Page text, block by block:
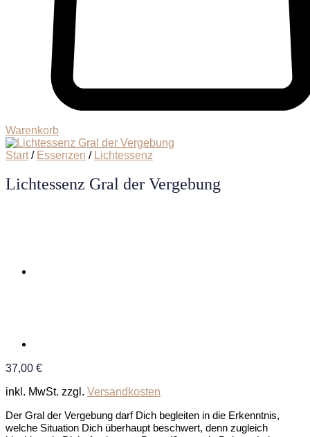
Warenkorb
Start / Essenzen / Lichtessenz
Lichtessenz Gral der Vergebung
37,00 €
inkl. MwSt. zzgl. Versandkosten
Der Gral der Vergebung darf Dich begleiten in die Erkenntnis,
welche Situation Dich überhaupt beschwert, denn zugleich